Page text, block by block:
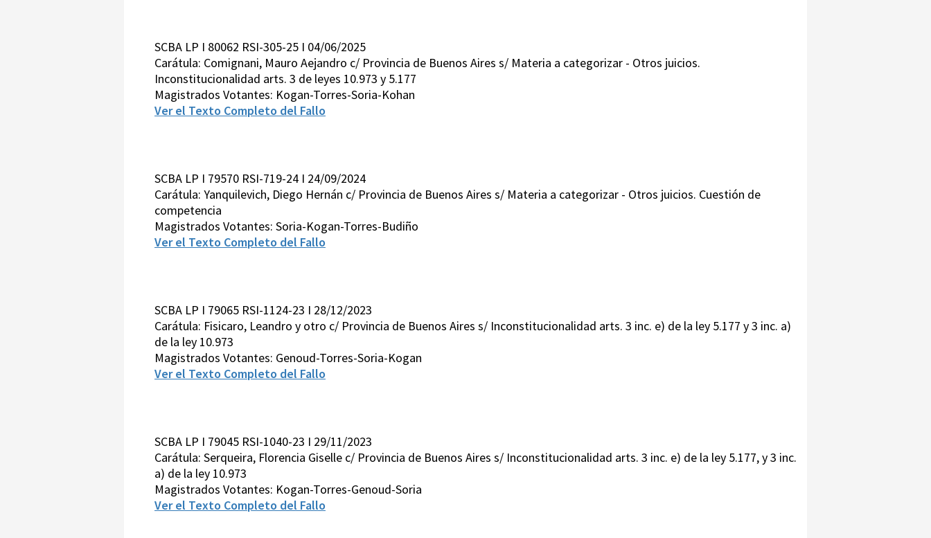
SCBA LP I 80062 RSI-305-25 I 04/06/2025
Carátula: Comignani, Mauro Aejandro c/ Provincia de Buenos Aires s/ Materia a categorizar - Otros juicios.
Inconstitucionalidad arts. 3 de leyes 10.973 y 5.177
Magistrados Votantes: Kogan-Torres-Soria-Kohan
Ver el Texto Completo del Fallo
SCBA LP I 79570 RSI-719-24 I 24/09/2024
Carátula: Yanquilevich, Diego Hernán c/ Provincia de Buenos Aires s/ Materia a categorizar - Otros juicios. Cuestión de
competencia
Magistrados Votantes: Soria-Kogan-Torres-Budiño
Ver el Texto Completo del Fallo
SCBA LP I 79065 RSI-1124-23 I 28/12/2023
Carátula: Fisicaro, Leandro y otro c/ Provincia de Buenos Aires s/ Inconstitucionalidad arts. 3 inc. e) de la ley 5.177 y 3 inc. a)
de la ley 10.973
Magistrados Votantes: Genoud-Torres-Soria-Kogan
Ver el Texto Completo del Fallo
SCBA LP I 79045 RSI-1040-23 I 29/11/2023
Carátula: Serqueira, Florencia Giselle c/ Provincia de Buenos Aires s/ Inconstitucionalidad arts. 3 inc. e) de la ley 5.177, y 3 inc.
a) de la ley 10.973
Magistrados Votantes: Kogan-Torres-Genoud-Soria
Ver el Texto Completo del Fallo